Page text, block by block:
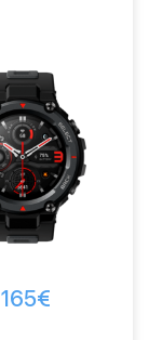
165€